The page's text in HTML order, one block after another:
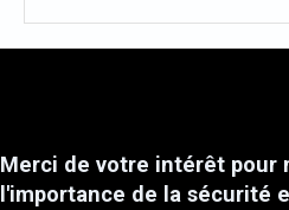
Merci de votre intérêt pour
l'importance de la sécurité